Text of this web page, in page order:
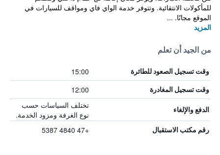
للمأكولات الانتقائية. وتتوفر خدمة الواي فاي ومواقف للسيارات في
الموقع مجانًا. ...
المزيد
من الجيد أن تعلم
وقت تسجيل الصعود للطائرة 15:00
وقت تسجيل المغادرة 12:00
الدفع والإلغاء
تختلف السياسات حسب
نوع الغرفة ومزود الخدمة.
رقم مكتب الاستقبال +47 4840 5387